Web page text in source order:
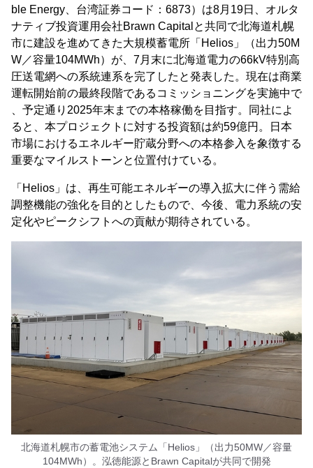
ble Energy、台湾証券コード：6873）は8月19日、オルタ
ナティブ投資運用会社Brawn Capitalと共同で北海道札幌
市に建設を進めてきた大規模蓄電所「Helios」（出力50M
W／容量104MWh）が、7月末に北海道電力の66kV特別高
圧送電網への系統連系を完了したと発表した。現在は商業
運転開始前の最終段階であるコミッショニングを実施中で
、予定通り2025年末までの本格稼働を目指す。同社によ
ると、本プロジェクトに対する投資額は約59億円。日本
市場におけるエネルギー貯蔵分野への本格参入を象徴する
重要なマイルストーンと位置付けている。
「Helios」は、再生可能エネルギーの導入拡大に伴う需給
調整機能の強化を目的としたもので、今後、電力系統の安
定化やピークシフトへの貢献が期待されている。
北海道札幌市の蓄電池システム「Helios」（出力50MW／容量
104MWh）。泓徳能源とBrawn Capitalが共同で開発